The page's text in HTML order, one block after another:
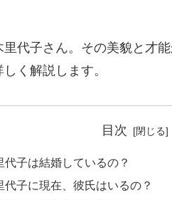
代子さん。その美貌と才
く解説します。
目次
代子は結婚しているの？
代子に現在、彼氏はいるの？